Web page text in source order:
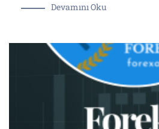
Devamını Oku